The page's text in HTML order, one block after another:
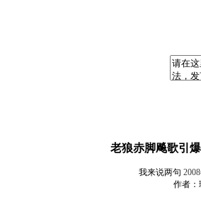
老狼赤脚飚歌引
我来说两句
作者：